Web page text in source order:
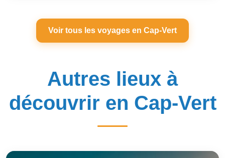
Voir tous les voyages en Cap-Vert
Autres lieux à
découvrir en Cap-Vert